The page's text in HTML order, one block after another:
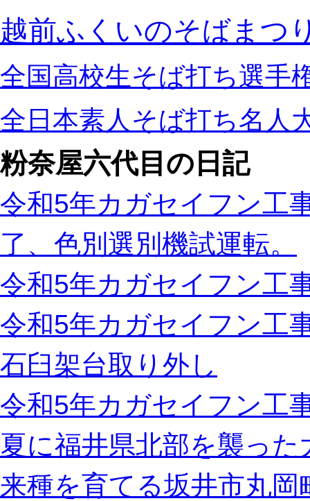
越前ふくいのそばまつ
全国高校生そば打ち選手
全日本素人そば打ち名人
粉奈屋六代目の日記
令和5年カガセイフン工
了、色別選別機試運転。
令和5年カガセイフン工
令和5年カガセイフン工
石臼架台取り外し
令和5年カガセイフン工
夏に福井県北部を襲っ
来種を育てる坂井市丸岡